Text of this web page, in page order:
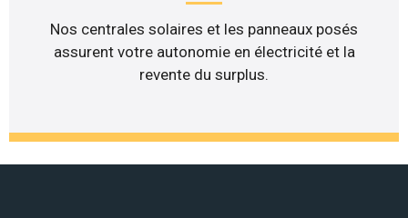
Nos centrales solaires et les panneaux posés
assurent votre autonomie en électricité et la
revente du surplus.